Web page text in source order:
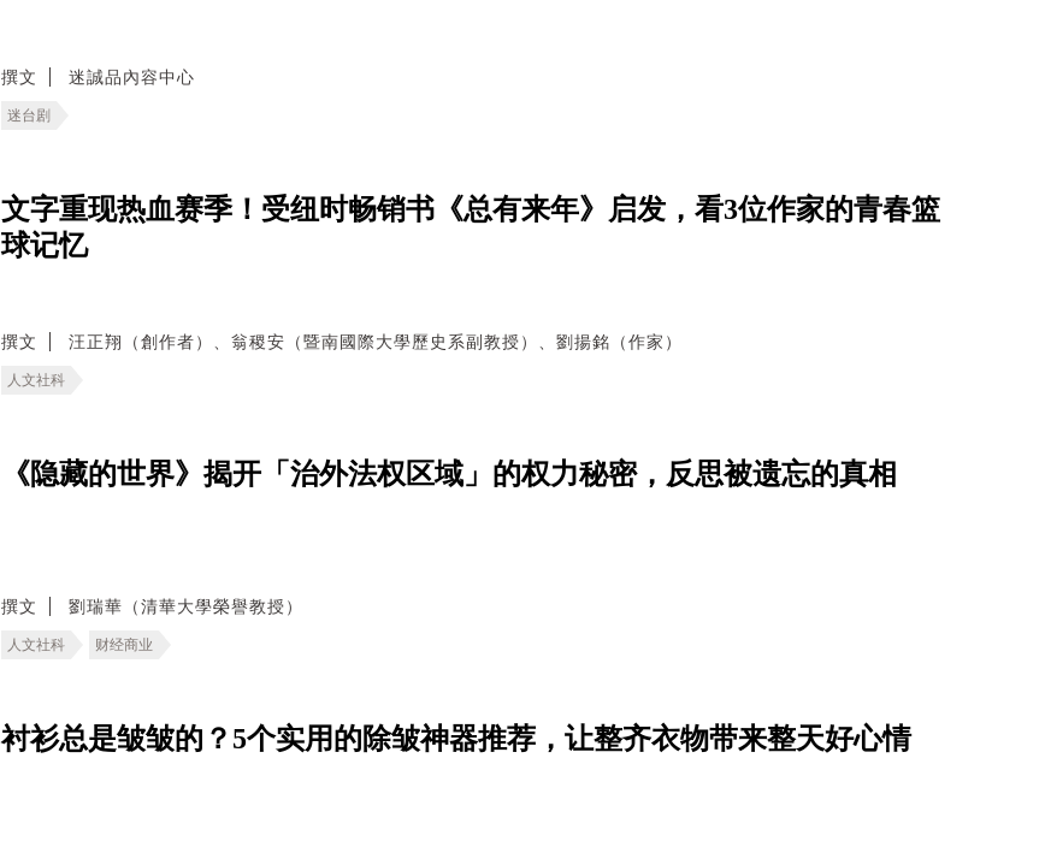
撰文 迷誠品內容中心
迷台剧
文字重现热血赛季！受纽时畅销书《总有来年》启发，看3位作家的青春篮
球记忆
撰文 汪正翔（創作者）、翁稷安（暨南國際大學歷史系副教授）、劉揚銘（作家）
人文社科
《隐藏的世界》揭开「治外法权区域」的权力秘密，反思被遗忘的真相
撰文 劉瑞華（清華大學榮譽教授）
人文社科 财经商业
衬衫总是皱皱的？5个实用的除皱神器推荐，让整齐衣物带来整天好心情